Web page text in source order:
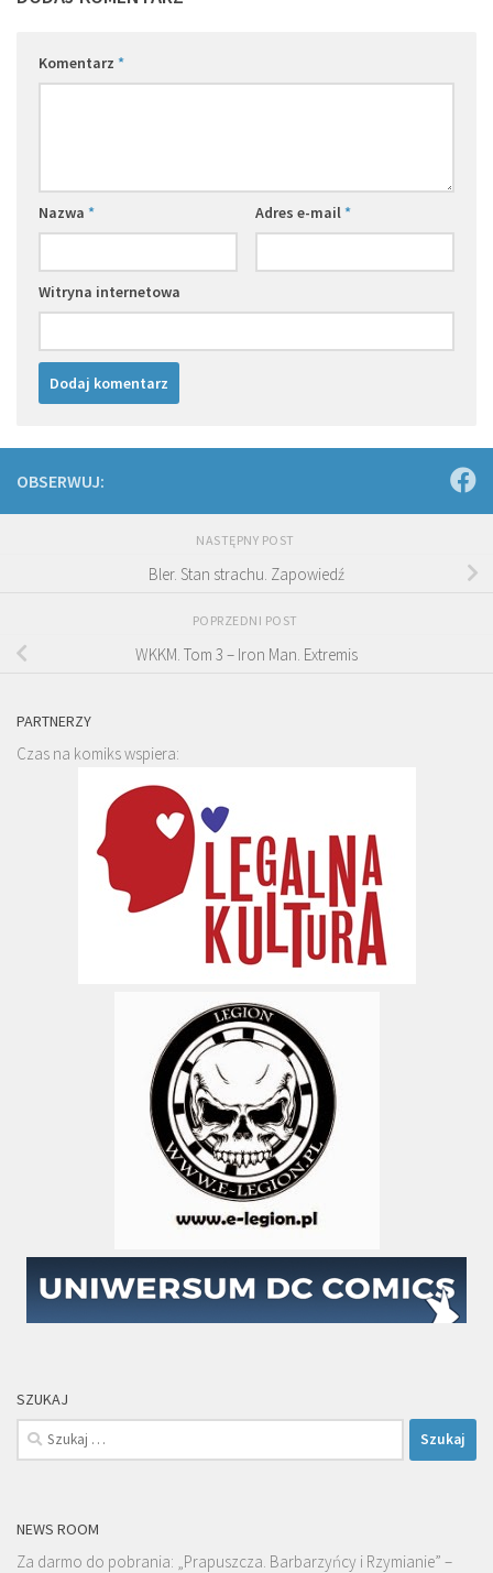
Komentarz *
Nazwa * Adres e-mail*
Witryna internetowa
OBSERWUJ:
NASTĘPNY POST
Bler. Stan strachu. Zapowiedź
POPRZEDNI POST
WKKM. Tom 3 – Iron Man. Extremis
PARTNERZY
Czas na komiks wspiera:
SZUKAJ
Szukaj:
NEWS ROOM
Za darmo do pobrania: „Prapuszcza. Barbarzyńcy i Rzymianie” –